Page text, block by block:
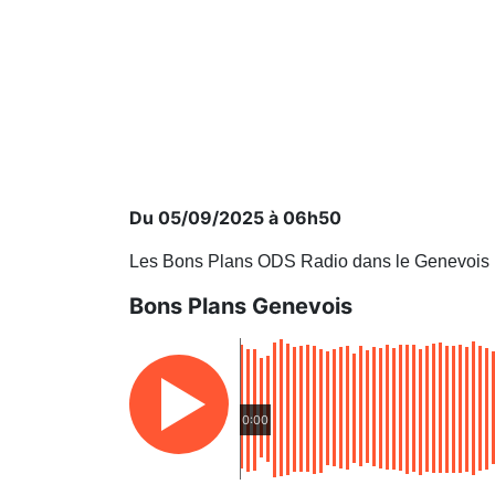
Du 05/09/2025 à 06h50
Les Bons Plans ODS Radio dans le Genevois
Bons Plans Genevois
0:00